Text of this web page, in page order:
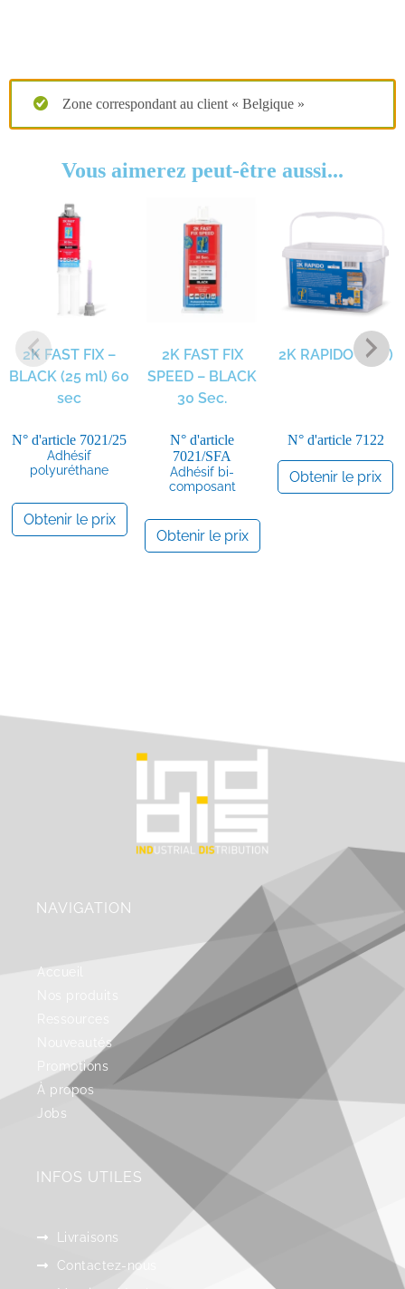
Zone correspondant au client « Belgique »
Vous aimerez peut-être aussi...
2K FAST FIX –
BLACK (25 ml) 60
sec
N° d'article 7021/25
Adhésif
polyuréthane
Obtenir le prix
2K FAST FIX
SPEED – BLACK
30 Sec.
N° d'article
7021/SFA
Adhésif bi-
composant
Obtenir le prix
2K RAPIDO (SET)
N° d'article 7122
Obtenir le prix
NAVIGATION
Accueil
Nouveautés
Promotions
À propos
Jobs
INFOS UTILES
Livraisons
Contactez-nous